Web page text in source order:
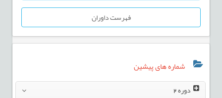
فهرست داوران
شماره های پیشین
دوره2